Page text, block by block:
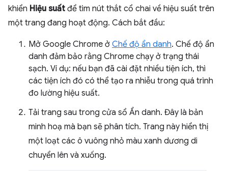
khiển Hiệu suất để tìm nút thắt cổ chai về hiệu suất trên
một trang đang hoạt động. Cách bắt đầu:
Mở Google Chrome ở Chế độ ẩn danh. Chế độ ẩn
danh đảm bảo rằng Chrome chạy ở trạng thái
sạch. Ví dụ: nếu bạn đã cài đặt nhiều tiện ích, thì
các tiện ích đó có thể tạo ra nhiễu trong quá trình
đo lường hiệu suất.
Tải trang sau trong cửa sổ Ẩn danh. Đây là bản
minh hoạ mà bạn sẽ phân tích. Trang này hiển thị
một loạt các ô vuông nhỏ màu xanh dương di
chuyển lên và xuống.